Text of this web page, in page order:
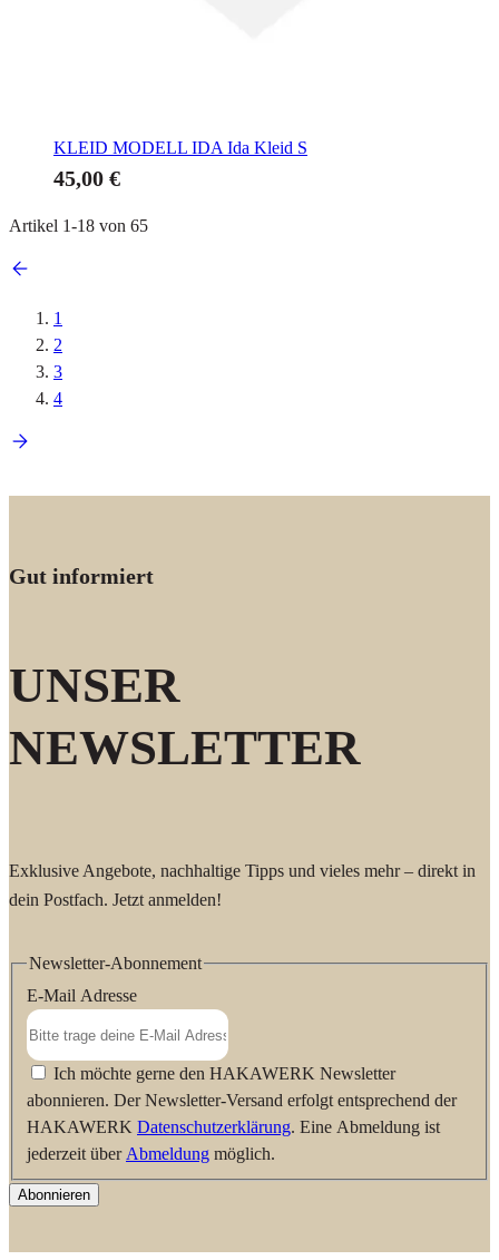
KLEID MODELL IDA Ida Kleid S
45,00 €
Artikel 1-18 von 65
1
2
3
4
Gut informiert
UNSER
NEWSLETTER
Exklusive Angebote, nachhaltige Tipps und vieles mehr – direkt in
dein Postfach. Jetzt anmelden!
Newsletter-Abonnement
E-Mail Adresse
Ich möchte gerne den HAKAWERK Newsletter
abonnieren. Der Newsletter-Versand erfolgt entsprechend der
HAKAWERK Datenschutzerklärung. Eine Abmeldung ist
jederzeit über Abmeldung möglich.
Abonnieren